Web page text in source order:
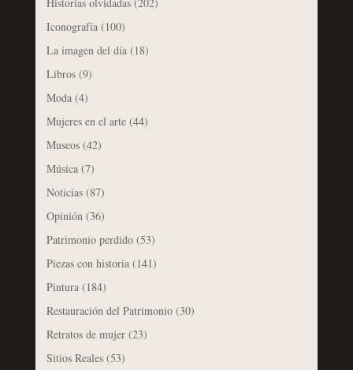
Iconografía(100)
La imagen del día(18)
Libros(9)
Moda(4)
Mujeres en el arte(44)
Museos(42)
Música(7)
Noticias(87)
Opinión (36)
Patrimonio perdido(53)
Piezas con historia(141)
Pintura(184)
Restauración del Patrimonio(30)
Retratos de mujer(23)
Sitios Reales(53)